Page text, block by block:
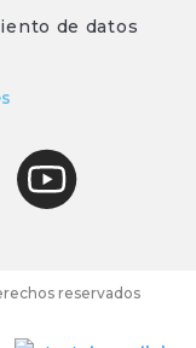
de datos
reservados